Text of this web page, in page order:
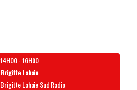
14H00-16H00
Brigitte Lahaie
Brigitte Lahaie Sud Radio